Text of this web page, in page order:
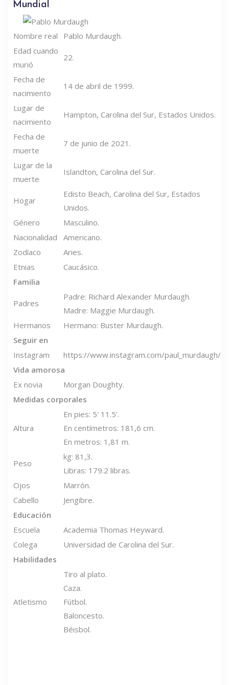
Mundial
Nombre real
Pablo Murdaugh.
Edad cuando
murió
22.
Fecha de
nacimiento
14 de abril de 1999.
Lugar de
nacimiento
Hampton, Carolina del Sur, Estados Unidos.
Fecha de
muerte
7 de junio de 2021.
Lugar de la
muerte
Islandton, Carolina del Sur.
Hogar
Edisto Beach, Carolina del Sur, Estados
Unidos.
Género
Masculino.
Nacionalidad
Americano.
Zodíaco
Aries.
Etnias
Caucásico.
Familia
Padres
Padre: Richard Alexander Murdaugh.
Madre: Maggie Murdaugh.
Hermanos
Hermano: Buster Murdaugh.
Seguir en
Instagram
https://www.instagram.com/paul_murdaugh/
Vida amorosa
Ex novia
Morgan Doughty.
Medidas corporales
Altura
En pies: 5' 11.5'.
En centímetros: 181,6 cm.
En metros: 1,81 m.
Peso
kg: 81,3.
Libras: 179.2 libras.
Ojos
Marrón.
Cabello
Jengibre.
Educación
Escuela
Academia Thomas Heyward.
Colega
Universidad de Carolina del Sur.
Habilidades
Atletismo
Tiro al plato.
Caza.
Fútbol.
Baloncesto.
Béisbol.